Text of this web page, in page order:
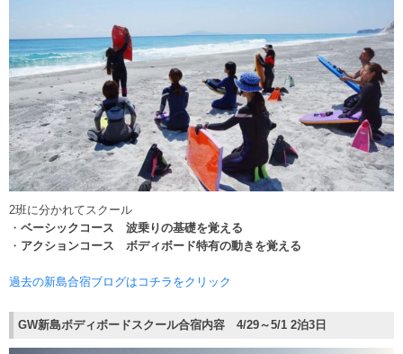
2班に分かれてスクール
・ ベーシックコース 波乗りの基礎を覚える
・ アクションコース ボディボード特有の動きを覚える
過去の新島合宿ブログはコチラをクリック
GW新島ボディボードスクール合宿内容 4/29～5/1 2泊3日